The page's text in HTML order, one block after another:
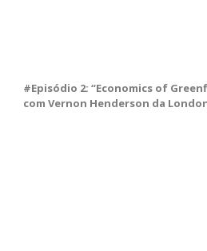
#Episódio 2: “Economics of
com Vernon Henderson da